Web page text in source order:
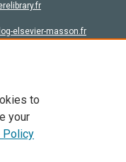
elsevier-masson.fr
les droits sont réservés,
conditions de licence
to
your
Policy